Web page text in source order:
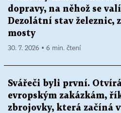
dopravy, na něhož se
Dezolátní stav železnic,
mosty
30. 7. 2026 ▪ 6 min. čtení
Svářeči byli první.
evropským zakázkám,
zbrojovky, která začíná